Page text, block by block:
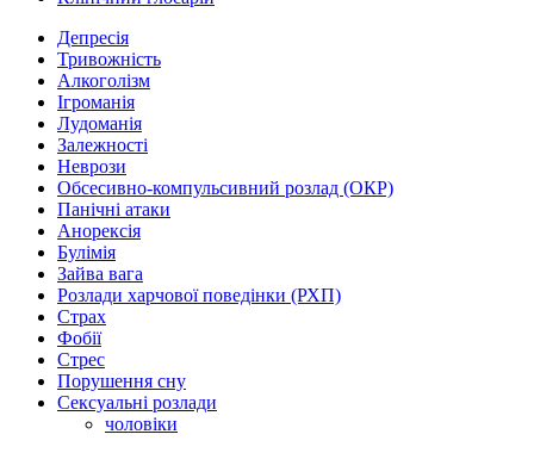
Депресія
Тривожність
Алкоголізм
Ігроманія
Лудоманія
Залежності
Неврози
Обсесивно-компульсивний розлад (ОКР)
Панічні атаки
Анорексія
Булімія
Зайва вага
Розлади харчової поведінки (РХП)
Страх
Фобії
Стрес
Порушення сну
Сексуальні розлади
чоловіки